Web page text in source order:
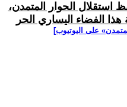
استقلال الحوار المتمدن،
الفضاء اليساري الحر
على اليوتيوب]